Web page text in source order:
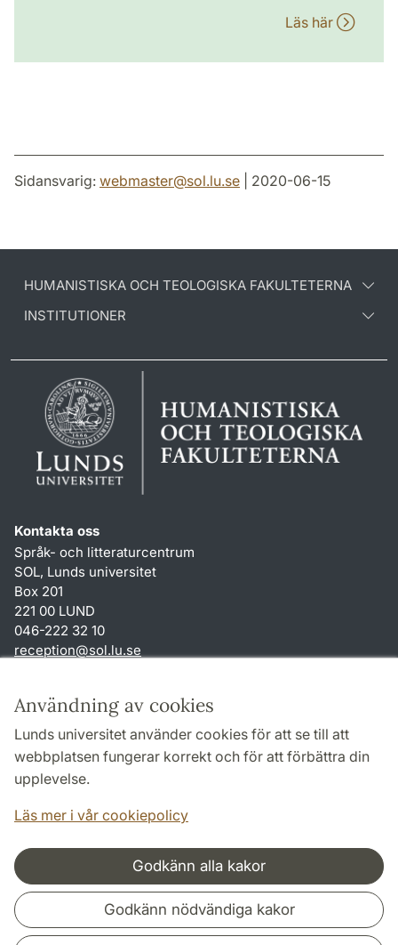
Användning av cookies
Lunds universitet använder cookies för att se till att
webbplatsen fungerar korrekt och för att förbättra din
upplevelse.
Läs mer i vår cookiepolicy
Godkänn alla kakor
Godkänn nödvändiga kakor
Läs här
Sidansvarig: webmaster@sol.lu.se | 2020-06-15
HUMANISTISKA OCH TEOLOGISKA FAKULTETERNA
INSTITUTIONER
Kontakta oss
Språk- och litteraturcentrum
SOL, Lunds universitet
Box 201
221 00 LUND
046-222 32 10
reception@sol.lu.se
Genvägar
Om webbplatsen och cookies
Behandling av personuppgifter
Tillgänglighetsredogörelse
Samarbeten och nätverk